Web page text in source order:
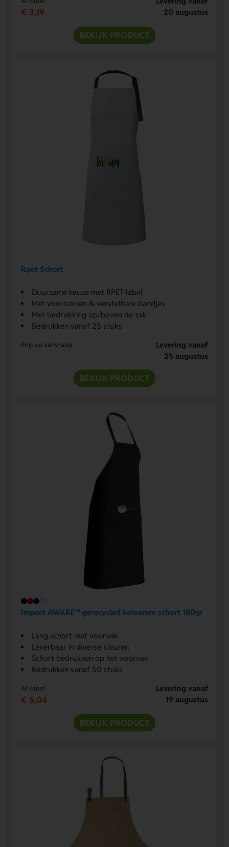
€ 3,19
20 augustus
BEKIJK PRODUCT
Rpet Schort
Duurzame keuze met RPET-label
Met voorzakken & verstelbare bandjes
Met bedrukking op/boven de zak
Bedrukken vanaf 25 stuks
Prijs op aanvraag
Levering vanaf
25 augustus
BEKIJK PRODUCT
Impact AWARE™ gerecycled katoenen schort 180gr
Lang schort met voorvak
Leverbaar in diverse kleuren
Schort bedrukken op het voorvak
Bedrukken vanaf 50 stuks
Al vanaf
€ 5,04
Levering vanaf
19 augustus
BEKIJK PRODUCT